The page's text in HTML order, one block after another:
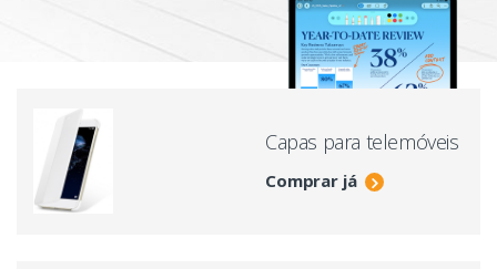
Capas para telemóveis
Comprar já